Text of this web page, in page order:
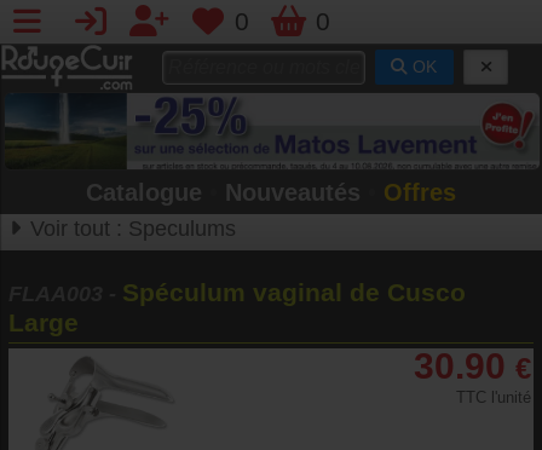
0 0
OK
Catalogue Nouveautés Offres
Voir tout : Speculums
Spéculum vaginal de Cusco
Large
30.90 €
TTC l'unité